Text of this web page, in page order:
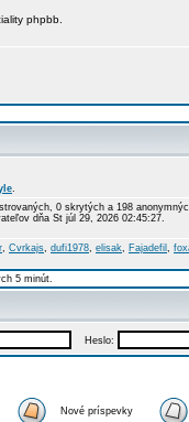
phpbb.
.
0 skrytých a 198
dňa St júl 29, 2026 02:45:27.
, Cvrkajs, dufi1978, elisak, Fajadefil ,
5 minút.
Heslo:
Nové príspevky